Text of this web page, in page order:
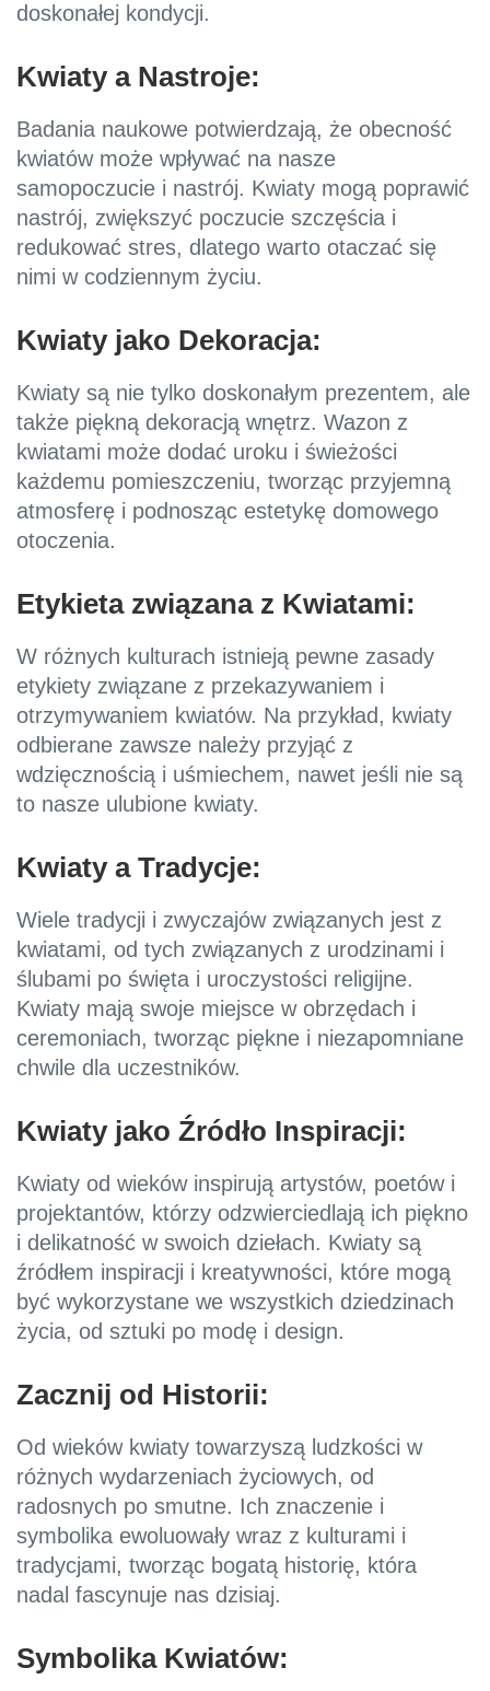
doskonałej kondycji.
Kwiaty a Nastroje:
Badania naukowe potwierdzają, że obecność
kwiatów może wpływać na nasze
samopoczucie i nastrój. Kwiaty mogą poprawić
nastrój, zwiększyć poczucie szczęścia i
redukować stres, dlatego warto otaczać się
nimi w codziennym życiu.
Kwiaty jako Dekoracja:
Kwiaty są nie tylko doskonałym prezentem, ale
także piękną dekoracją wnętrz. Wazon z
kwiatami może dodać uroku i świeżości
każdemu pomieszczeniu, tworząc przyjemną
atmosferę i podnosząc estetykę domowego
otoczenia.
Etykieta związana z Kwiatami:
W różnych kulturach istnieją pewne zasady
etykiety związane z przekazywaniem i
otrzymywaniem kwiatów. Na przykład, kwiaty
odbierane zawsze należy przyjąć z
wdzięcznością i uśmiechem, nawet jeśli nie są
to nasze ulubione kwiaty.
Kwiaty a Tradycje:
Wiele tradycji i zwyczajów związanych jest z
kwiatami, od tych związanych z urodzinami i
ślubami po święta i uroczystości religijne.
Kwiaty mają swoje miejsce w obrzędach i
ceremoniach, tworząc piękne i niezapomniane
chwile dla uczestników.
Kwiaty jako Źródło Inspiracji:
Kwiaty od wieków inspirują artystów, poetów i
projektantów, którzy odzwierciedlają ich piękno
i delikatność w swoich dziełach. Kwiaty są
źródłem inspiracji i kreatywności, które mogą
być wykorzystane we wszystkich dziedzinach
życia, od sztuki po modę i design.
Zacznij od Historii:
Od wieków kwiaty towarzyszą ludzkości w
różnych wydarzeniach życiowych, od
radosnych po smutne. Ich znaczenie i
symbolika ewoluowały wraz z kulturami i
tradycjami, tworząc bogatą historię, która
nadal fascynuje nas dzisiaj.
Symbolika Kwiatów: